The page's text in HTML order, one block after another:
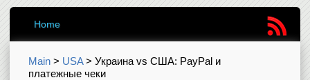
Home
Main> USA> Украина vs США: PayPal и
платежные чеки